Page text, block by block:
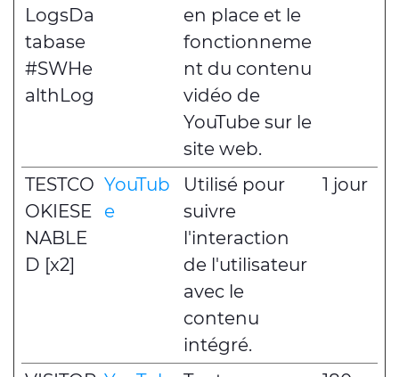
LogsDa
tabase
#SWHe
althLog
en place et le
fonctionneme
nt du contenu
vidéo de
YouTube sur le
site web.
TESTCO
OKIESE
NABLE
D [x2]
YouTub
e
Utilisé pour
suivre
l'interaction
de l'utilisateur
avec le
contenu
intégré.
1 jour